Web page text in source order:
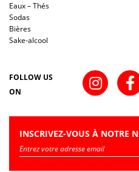
Eaux – Thés
Sodas
Bières
Sake-alcool
FOLLOW US
ON
INSCRIVEZ-VOUS À NOTRE